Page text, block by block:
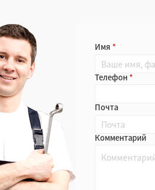
Имя
Телефон
Почта
Комментарий